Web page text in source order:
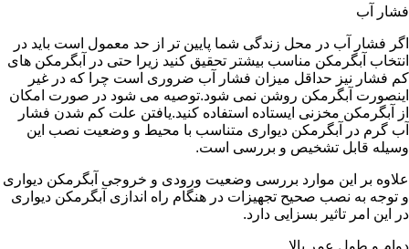
فشار آب
اگر فشار آب در محل زندگی شما پایین تر از حد معمول است باید در
انتخاب آبگرمکن مناسب بیشتر تحقیق کنید زیرا حتی در آبگرمکن های
کم فشار نیز حداقل میزان فشار آب ضروری است چرا که در غیر
اینصورت آبگرمکن روشن نمی شود.توصیه می شود در صورت امکان
از آبگرمکن مخزنی ایستاده استفاده کنید.یافتن علت کم شدن فشار
آب گرم در آبگرمکن دیواری متناسب با محیط و وضعیت نصب این
وسیله قابل تشخیص و بررسی است.
علاوه بر این موارد بررسی وضعیت ورودی و خروجی آبگرمکن دیواری
و توجه به نصب صحیح تجهیزات در هنگام راه اندازی آبگرمکن دیواری
در این امر تاثیر بسزایی دارد.
دوام و طول عمر بالا